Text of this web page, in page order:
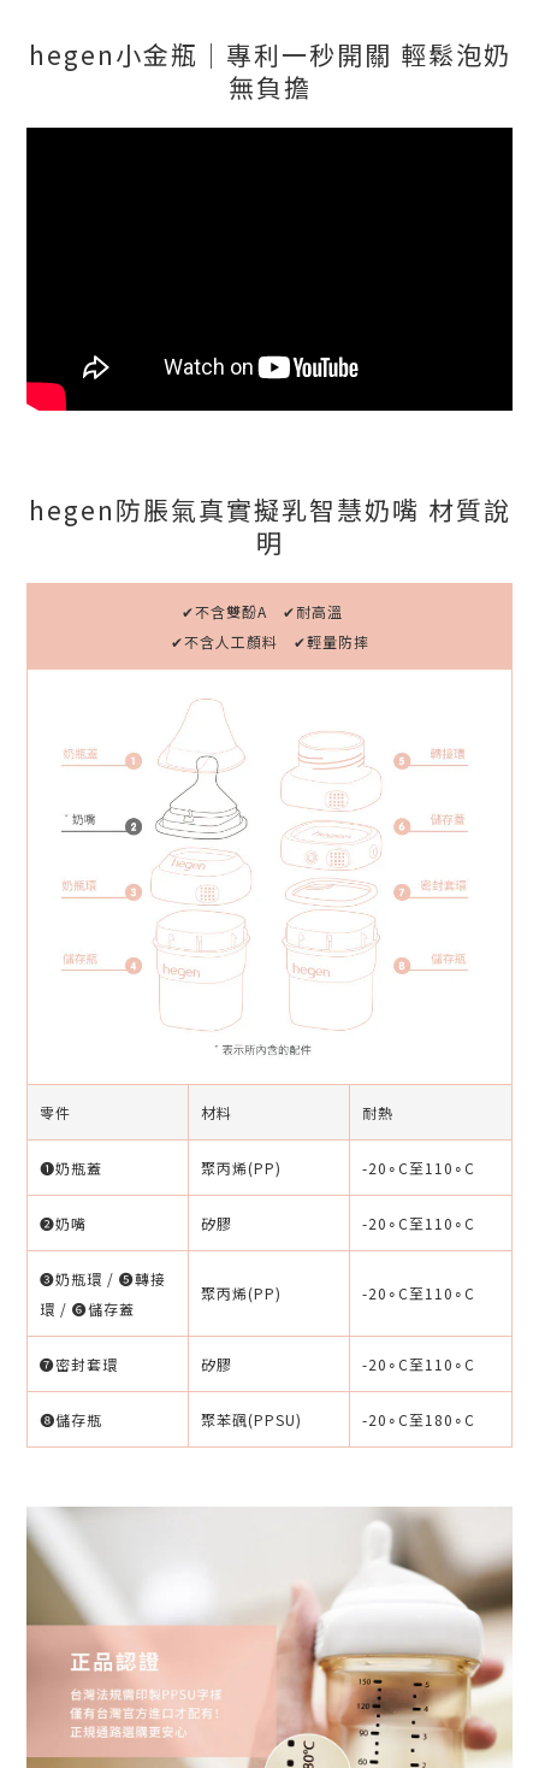
hegen小金瓶│專利一秒開關 輕鬆泡奶
無負擔
hegen防脹氣真實擬乳智慧奶嘴 材質說
明
✔不含雙酚A ✔耐高溫
✔不含人工顏料 ✔輕量防摔
零件 材料 耐熱
❶奶瓶蓋 聚丙烯(PP) -20∘C至110∘C
❷奶嘴 矽膠 -20∘C至110∘C
❸奶瓶環 / ❺轉接
環 / ❻儲存蓋
聚丙烯(PP) -20∘C至110∘C
❼密封套環 矽膠 -20∘C至110∘C
❽儲存瓶 聚苯碸(PPSU) -20∘C至180∘C